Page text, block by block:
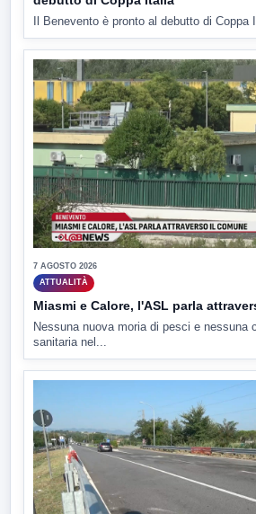
Il Benevento è pronto al debutto di Coppa
7 AGOSTO 2026
ATTUALITÀ
Miasmi e Calore, l'ASL parla
Nessuna nuova moria di pesci e nessuna
sanitaria nel...